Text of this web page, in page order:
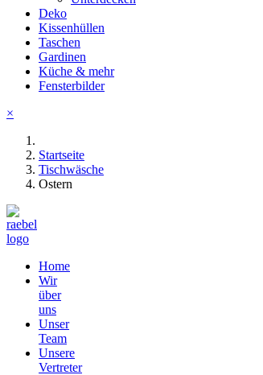
Deko
Kissenhüllen
Taschen
Gardinen
Küche & mehr
Fensterbilder
×
Startseite
Tischwäsche
Ostern
Home
Wir
über
uns
Unser
Team
Unsere
Vertreter